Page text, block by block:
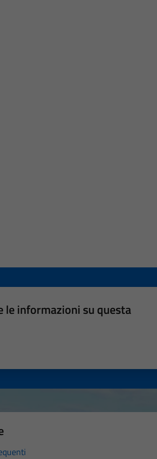
le informazioni su questa